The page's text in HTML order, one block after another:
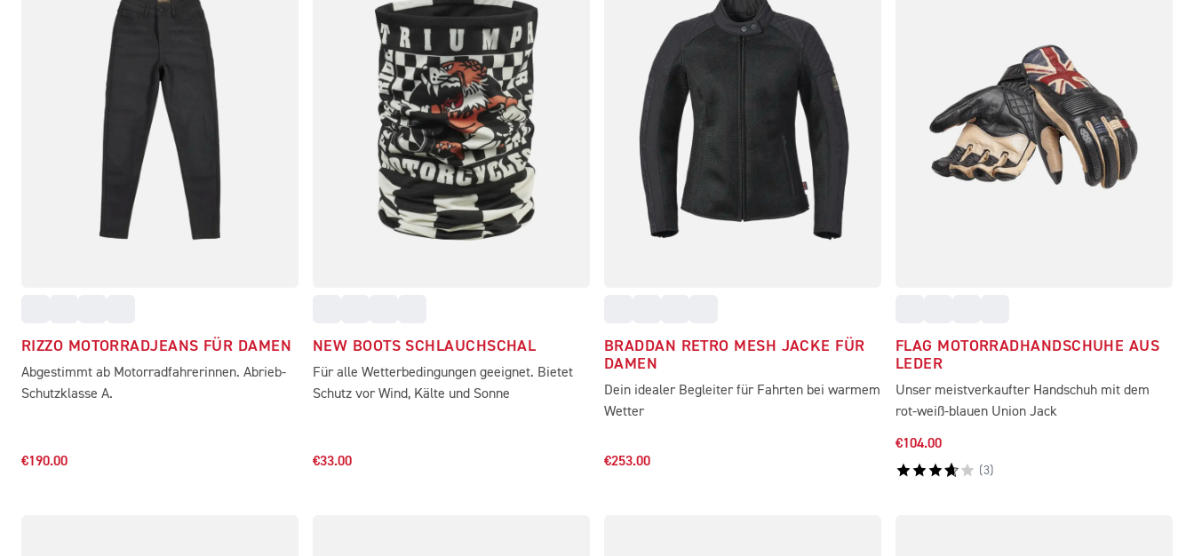
RIZZO MOTORRADJEANS FÜR DAMEN
Abgestimmt ab Motorradfahrerinnen. Abrieb-
Schutzklasse A.
€190.00
NEW BOOTS SCHLAUCHSCHAL
Für alle Wetterbedingungen geeignet. Bietet
Schutz vor Wind, Kälte und Sonne
€33.00
BRADDAN RETRO MESH JACKE FÜR
DAMEN
Dein idealer Begleiter für Fahrten bei warmem
Wetter
€253.00
FLAG MOTORRADHANDSCHUHE AUS
LEDER
Unser meistverkaufter Handschuh mit dem
rot-weiß-blauen Union Jack
€104.00
(3)